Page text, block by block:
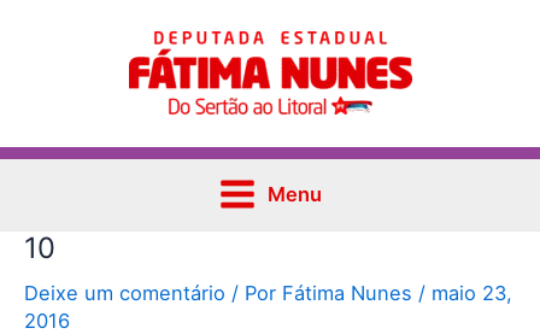
Main
Menu
Menu
10
Deixe um comentário / Por Fátima Nunes / maio 23,
2016